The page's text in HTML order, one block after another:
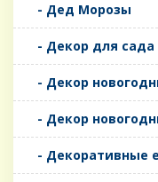
- Дед Морозы
- Декор для сада
- Декор
- Декор
- Декоративные